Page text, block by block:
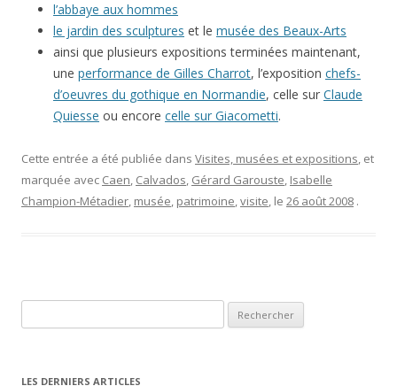
l’abbaye aux hommes
le jardin des sculptures et le musée des Beaux-Arts
ainsi que plusieurs expositions terminées maintenant,
une performance de Gilles Charrot, l’exposition chefs-
d’oeuvres du gothique en Normandie, celle sur Claude
Quiesse ou encore celle sur Giacometti.
Cette entrée a été publiée dans Visites, musées et expositions, et
marquée avec Caen, Calvados, Gérard Garouste, Isabelle
Champion-Métadier, musée, patrimoine,visite, le 26 août 2008 .
LES DERNIERS ARTICLES